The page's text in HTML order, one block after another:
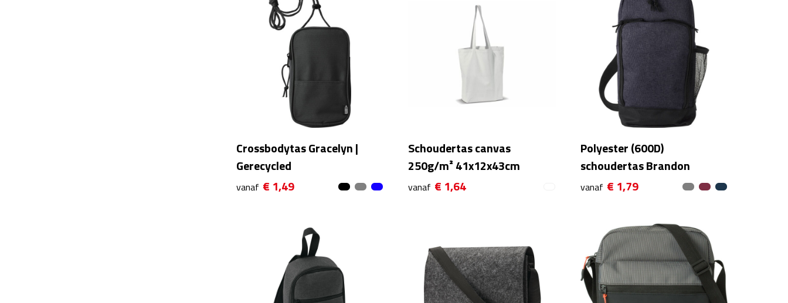
Crossbodytas Gracelyn |
Gerecycled
vanaf € 1,49
Schoudertas canvas
250g/m² 41x12x43cm
vanaf € 1,64
Polyester (600D)
schoudertas Brandon
vanaf € 1,79